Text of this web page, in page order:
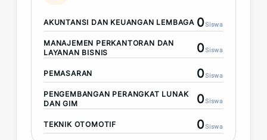
AKUNTANSI DAN KEUANGAN LEMBAGA 0Siswa
MANAJEMEN PERKANTORAN DAN
LAYANAN BISNIS
0Siswa
PEMASARAN 0Siswa
PENGEMBANGAN PERANGKAT LUNAK
DAN GIM
0Siswa
TEKNIK OTOMOTIF 0Siswa